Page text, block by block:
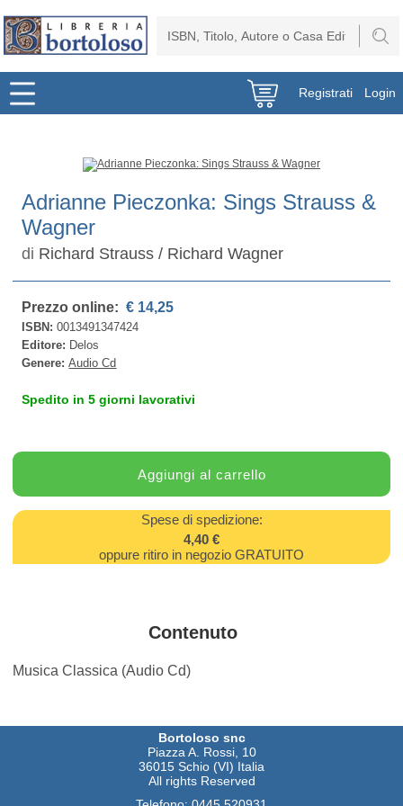
Registrati Login
Adrianne Pieczonka: Sings Strauss &
Wagner
di Richard Strauss / Richard Wagner
Prezzo online: € 14,25
ISBN:0013491347424
Editore: Delos
Genere:Audio Cd
Spedito in 5 giorni lavorativi
Spese di spedizione:
4,40 €
oppure ritiro in negozio GRATUITO
Contenuto
Musica Classica (Audio Cd)
Bortoloso snc
Piazza A. Rossi, 10
36015 Schio (VI) Italia
All rights Reserved